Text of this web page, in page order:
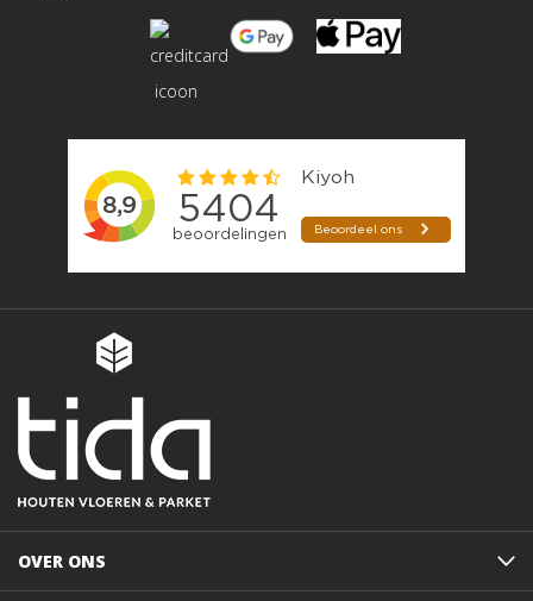
OVER ONS